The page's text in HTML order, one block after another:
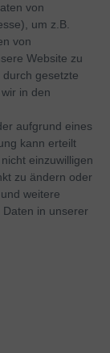
von
um z.B.
von
Website zu
gesetzte
in den
aufgrund eines
kann erteilt
einzuwilligen
zu ändern oder
und weitere
in unserer